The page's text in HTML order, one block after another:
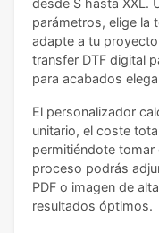
desde S hasta XXL.
parámetros, elige la
adapte a tu
transfer DTF digital
para acabados
El personalizador
unitario, el coste
permitiéndote tomar
proceso podrás
PDF o imagen de
resultados óptimos.